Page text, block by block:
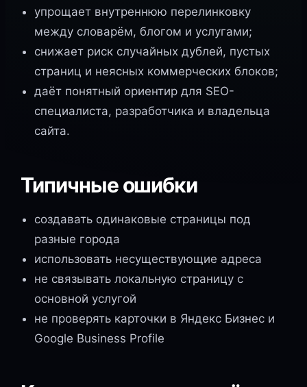
упрощает внутреннюю перелинковку
между словарём, блогом и услугами;
снижает риск случайных дублей, пустых
страниц и неясных коммерческих блоков;
даёт понятный ориентир для SEO-
специалиста, разработчика и владельца
сайта.
Типичные ошибки
создавать одинаковые страницы под
разные города
использовать несуществующие адреса
не связывать локальную страницу с
основной услугой
не проверять карточки в Яндекс Бизнес и
Google Business Profile